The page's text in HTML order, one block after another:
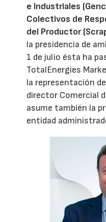
e Industriales
Colectivos de
del Productor
la presidencia de
1 de julio ésta ha
TotalEnergies
la representación
director Comercial
asume también la
entidad